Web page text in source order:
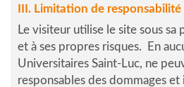
III. Limitation de responsabilité
Le visiteur utilise le site sous
et à ses propres risques. En
Universitaires Saint-Luc, ne
responsables des dommages